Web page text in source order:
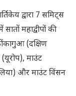
द्वारा 7 समिट्स
महाद्वीपों की
(दक्षिण
माउंट
और माउंट विंसन